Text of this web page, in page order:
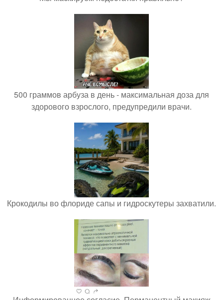
500 граммов арбуза в день - максимальная доза для
здорового взрослого, предупредили врачи.
Крокодилы во флориде сапы и гидроскутеры захватили.